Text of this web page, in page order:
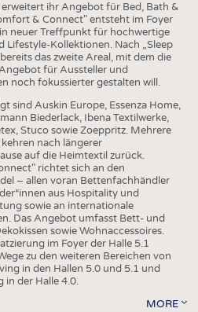
ihr Angebot für Bed, Bath &
& Connect" entsteht im Foyer
neuer Treffpunkt für hochwertige
Lifestyle-Kollektionen. Nach „Sleep
das zweite Areal, mit dem die
für Aussteller und
noch fokussierter gestalten will.
sind Auskin Europe, Essenza Home,
Biederlack, Ibena Textilwerke,
Stuco sowie Zoeppritz. Mehrere
nach längerer
auf die Heimtextil zurück.
richtet sich an den
– allen voran Bettenfachhändler
aus Hospitality und
sowie an internationale
Das Angebot umfasst Bett- und
sowie Wohnaccessoires.
im Foyer der Halle 5.1
zu den weiteren Bereichen von
in den Hallen 5.0 und 5.1 und
in der Halle 4.0.
MORE